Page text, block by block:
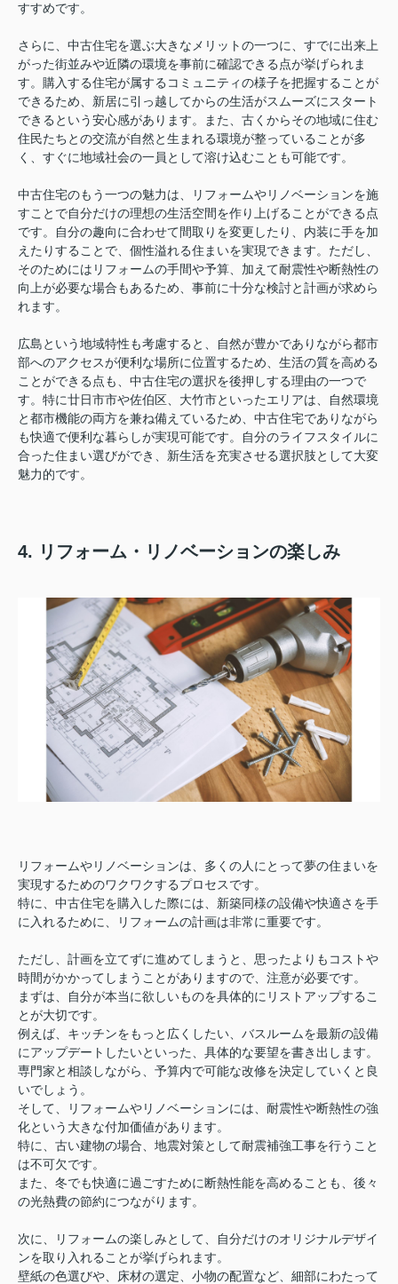
すすめです。
さらに、中古住宅を選ぶ大きなメリットの一つに、すでに出来上
がった街並みや近隣の環境を事前に確認できる点が挙げられま
す。購入する住宅が属するコミュニティの様子を把握することが
できるため、新居に引っ越してからの生活がスムーズにスタート
できるという安心感があります。また、古くからその地域に住む
住民たちとの交流が自然と生まれる環境が整っていることが多
く、すぐに地域社会の一員として溶け込むことも可能です。
中古住宅のもう一つの魅力は、リフォームやリノベーションを施
すことで自分だけの理想の生活空間を作り上げることができる点
です。自分の趣向に合わせて間取りを変更したり、内装に手を加
えたりすることで、個性溢れる住まいを実現できます。ただし、
そのためにはリフォームの手間や予算、加えて耐震性や断熱性の
向上が必要な場合もあるため、事前に十分な検討と計画が求めら
れます。
広島という地域特性も考慮すると、自然が豊かでありながら都市
部へのアクセスが便利な場所に位置するため、生活の質を高める
ことができる点も、中古住宅の選択を後押しする理由の一つで
す。特に廿日市市や佐伯区、大竹市といったエリアは、自然環境
と都市機能の両方を兼ね備えているため、中古住宅でありながら
も快適で便利な暮らしが実現可能です。自分のライフスタイルに
合った住まい選びができ、新生活を充実させる選択肢として大変
魅力的です。
4. リフォーム・リノベーションの楽しみ
リフォームやリノベーションは、多くの人にとって夢の住まいを
実現するためのワクワクするプロセスです。
特に、中古住宅を購入した際には、新築同様の設備や快適さを手
に入れるために、リフォームの計画は非常に重要です。
ただし、計画を立てずに進めてしまうと、思ったよりもコストや
時間がかかってしまうことがありますので、注意が必要です。
まずは、自分が本当に欲しいものを具体的にリストアップするこ
とが大切です。
例えば、キッチンをもっと広くしたい、バスルームを最新の設備
にアップデートしたいといった、具体的な要望を書き出します。
専門家と相談しながら、予算内で可能な改修を決定していくと良
いでしょう。
そして、リフォームやリノベーションには、耐震性や断熱性の強
化という大きな付加価値があります。
特に、古い建物の場合、地震対策として耐震補強工事を行うこと
は不可欠です。
また、冬でも快適に過ごすために断熱性能を高めることも、後々
の光熱費の節約につながります。
次に、リフォームの楽しみとして、自分だけのオリジナルデザイ
ンを取り入れることが挙げられます。
壁紙の色選びや、床材の選定、小物の配置など、細部にわたって